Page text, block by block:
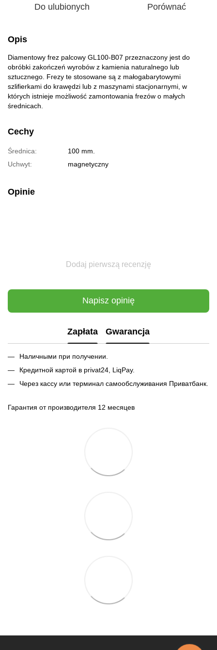
Do ulubionych Porównać
Opis
Diamentowy frez palcowy GL100-B07 przeznaczony jest do
obróbki zakończeń wyrobów z kamienia naturalnego lub
sztucznego. Frezy te stosowane są z małogabarytowymi
szlifierkami do krawędzi lub z maszynami stacjonarnymi, w
których istnieje możliwość zamontowania frezów o małych
średnicach.
Cechy
Średnica:
100 mm.
Uchwyt:
magnetyczny
Opinie
Dodaj pierwszą recenzję
Napisz opinię
Zapłata Gwarancja
Наличными при получении.
Кредитной картой в privat24, LiqPay.
Через кассу или терминал самообслуживания Приватбанк.
Гарантия от производителя 12 месяцев